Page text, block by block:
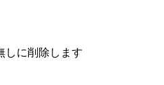
しに削除します